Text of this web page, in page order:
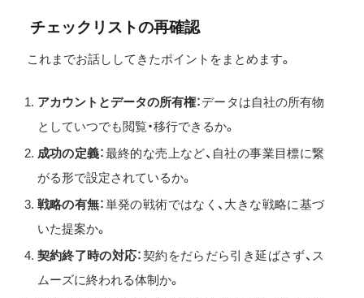
チェックリストの再確認
これまでお話ししてきたポイントをまとめます。
アカウントとデータの所有権：データは自社の所有物
としていつでも閲覧・移行できるか。
成功の定義：最終的な売上など、自社の事業目標に繋
がる形で設定されているか。
戦略の有無：単発の戦術ではなく、大きな戦略に基づ
いた提案か。
契約終了時の対応：契約をだらだら引き延ばさず、ス
ムーズに終われる体制か。